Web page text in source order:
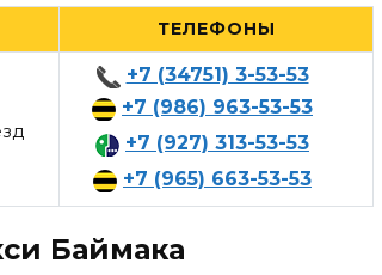
ТЕЛЕФОНЫ
+7 (34751) 3-53-53
+7 (986) 963-53-53
+7 (927) 313-53-53
+7 (965) 663-53-53
Баймака